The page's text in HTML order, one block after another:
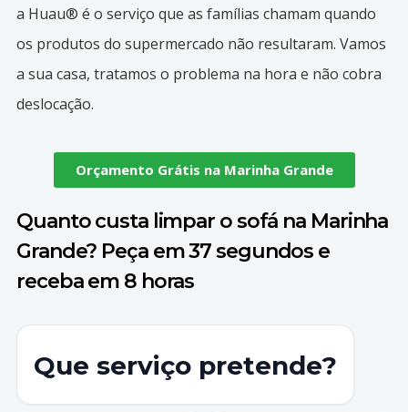
a Huau® é o serviço que as famílias chamam quando
os produtos do supermercado não resultaram. Vamos
a sua casa, tratamos o problema na hora e não cobra
deslocação.
Orçamento Grátis na Marinha Grande
Quanto custa limpar o sofá na Marinha
Grande? Peça em 37 segundos e
receba em 8 horas
Que serviço pretende?